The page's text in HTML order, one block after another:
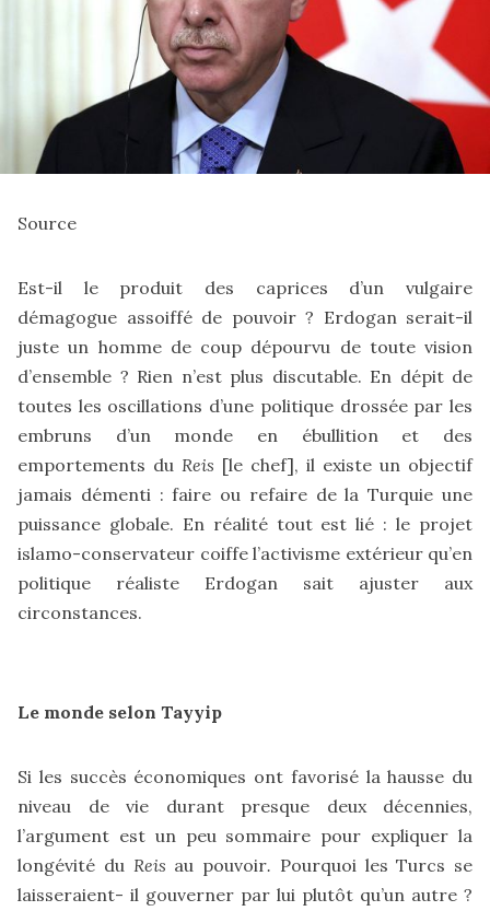
Source
Est-il le produit des caprices d’un vulgaire
démagogue assoiffé de pouvoir ? Erdogan serait-il
juste un homme de coup dépourvu de toute vision
d’ensemble ? Rien n’est plus discutable. En dépit de
toutes les oscillations d’une politique drossée par les
embruns d’un monde en ébullition et des
emportements du Reis [le chef], il existe un objectif
jamais démenti : faire ou refaire de la Turquie une
puissance globale. En réalité tout est lié : le projet
islamo-conservateur coiffe l’activisme extérieur qu’en
politique réaliste Erdogan sait ajuster aux
circonstances.
Le monde selon Tayyip
Si les succès économiques ont favorisé la hausse du
niveau de vie durant presque deux décennies,
l’argument est un peu sommaire pour expliquer la
longévité du Reis au pouvoir. Pourquoi les Turcs se
laisseraient- il gouverner par lui plutôt qu’un autre ?